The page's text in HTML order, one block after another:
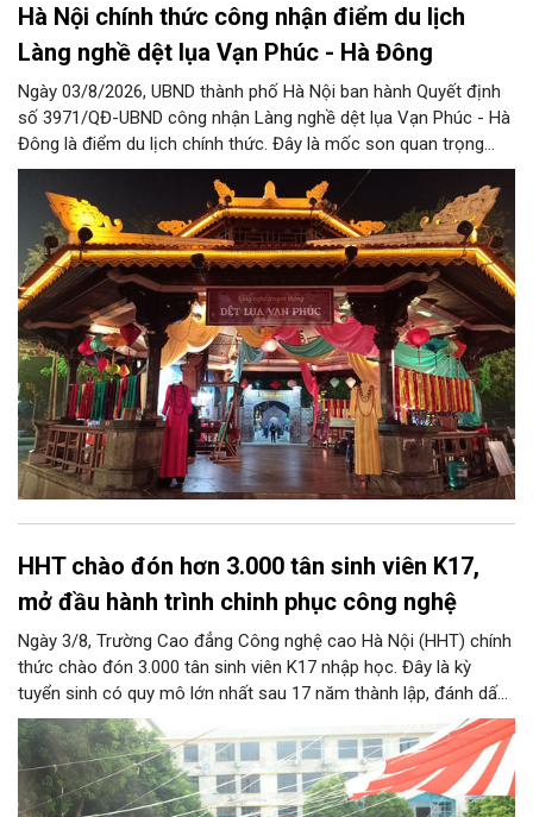
Hà Nội chính thức công nhận điểm du lịch
Làng nghề dệt lụa Vạn Phúc - Hà Đông
Ngày 03/8/2026, UBND thành phố Hà Nội ban hành Quyết định
số 3971/QĐ-UBND công nhận Làng nghề dệt lụa Vạn Phúc - Hà
Đông là điểm du lịch chính thức. Đây là mốc son quan trọng
trong hành trình bảo tồn di sản văn hóa, đồng thời tạo cơ hội
lớn để làng nghề khẳng định vị thế, phát triển du lịch văn hóa
bền vững và lan tỏa tinh hoa lụa Việt.
HHT chào đón hơn 3.000 tân sinh viên K17,
mở đầu hành trình chinh phục công nghệ
Ngày 3/8, Trường Cao đẳng Công nghệ cao Hà Nội (HHT) chính
thức chào đón 3.000 tân sinh viên K17 nhập học. Đây là kỳ
tuyển sinh có quy mô lớn nhất sau 17 năm thành lập, đánh dấu
bước chuyển mình quan trọng của nhà trường.